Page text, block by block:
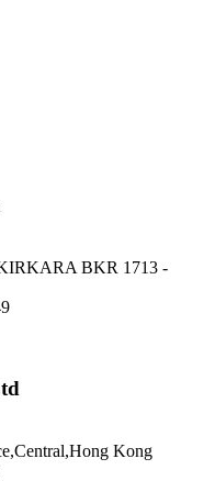
BKR 1713 -
Kong